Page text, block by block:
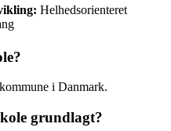
Helhedsorienteret
i Danmark.
grundlagt?